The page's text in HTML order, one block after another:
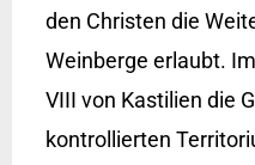
den Christen die
Weinberge erlaubt.
VIII von Kastilien die
kontrollierten